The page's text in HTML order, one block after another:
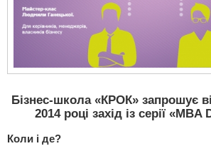
Бізнес-школа «КРОК» запрошує
2014 році захід із серії
Коли і де?